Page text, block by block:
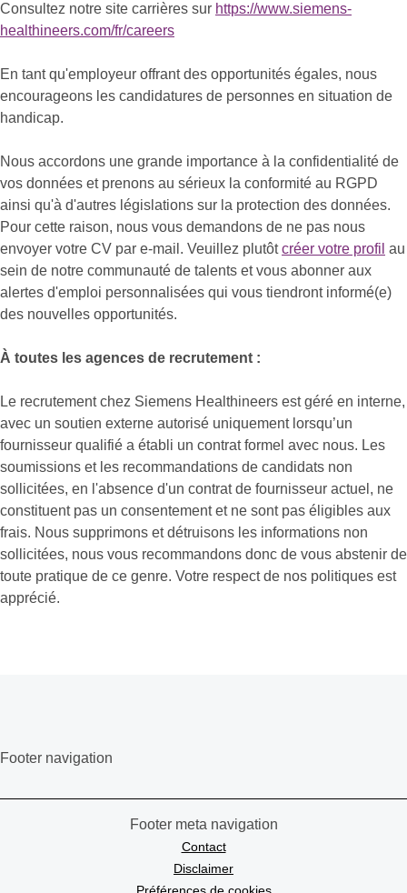
Consultez notre site carrières sur https://www.siemens-
healthineers.com/fr/careers
En tant qu'employeur offrant des opportunités égales, nous
encourageons les candidatures de personnes en situation de
handicap.
Nous accordons une grande importance à la confidentialité de
vos données et prenons au sérieux la conformité au RGPD
ainsi qu'à d'autres législations sur la protection des données.
Pour cette raison, nous vous demandons de ne pas nous
envoyer votre CV par e-mail. Veuillez plutôtcréer votre profil au
sein de notre communauté de talents et vous abonner aux
alertes d'emploi personnalisées qui vous tiendront informé(e)
des nouvelles opportunités.
À toutes les agences de recrutement :
Le recrutement chez Siemens Healthineers est géré en interne,
avec un soutien externe autorisé uniquement lorsqu’un
fournisseur qualifié a établi un contrat formel avec nous. Les
soumissions et les recommandations de candidats non
sollicitées, en l'absence d'un contrat de fournisseur actuel, ne
constituent pas un consentement et ne sont pas éligibles aux
frais. Nous supprimons et détruisons les informations non
sollicitées, nous vous recommandons donc de vous abstenir de
toute pratique de ce genre. Votre respect de nos politiques est
apprécié.
Footer navigation
Footer meta navigation
Contact
Disclaimer